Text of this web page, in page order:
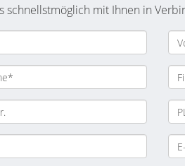
schnellstmöglich mit Ihnen in